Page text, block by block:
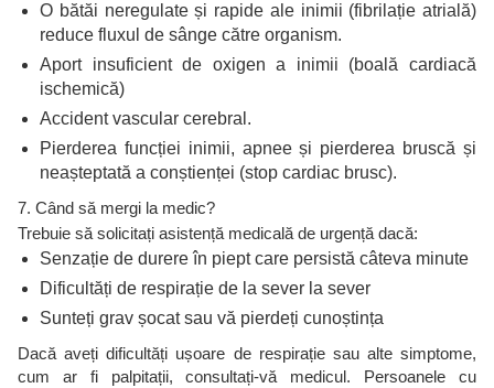
O bătăi neregulate și rapide ale inimii (fibrilație atrială)
reduce fluxul de sânge către organism.
Aport insuficient de oxigen a inimii (boală cardiacă
ischemică)
Accident vascular cerebral.
Pierderea funcției inimii, apnee și pierderea bruscă și
neașteptată a conștienței (stop cardiac brusc).
7. Când să mergi la medic?
Trebuie să solicitați asistență medicală de urgență dacă:
Senzație de durere în piept care persistă câteva minute
Dificultăți de respirație de la sever la sever
Sunteți grav șocat sau vă pierdeți cunoștința
Dacă aveți dificultăți ușoare de respirație sau alte simptome,
cum ar fi palpitații, consultați-vă medicul. Persoanele cu